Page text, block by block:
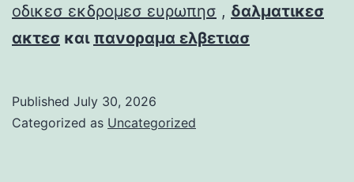
οδικεσ εκδρομεσ ευρωπησ , δαλματικεσ
ακτεσ και πανοραμα ελβετιασ
Published July 30, 2026
Categorized as Uncategorized